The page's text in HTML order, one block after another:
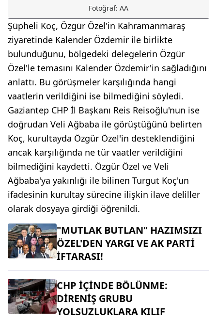
Fotoğraf: AA
Şüpheli Koç, Özgür Özel'in Kahramanmaraş
ziyaretinde Kalender Özdemir ile birlikte
bulunduğunu, bölgedeki delegelerin Özgür
Özel'le temasını Kalender Özdemir'in sağladığını
anlattı. Bu görüşmeler karşılığında hangi
vaatlerin verildiğini ise bilmediğini söyledi.
Gaziantep CHP İl Başkanı Reis Reisoğlu'nun ise
doğrudan Veli Ağbaba ile görüştüğünü belirten
Koç, kurultayda Özgür Özel'in desteklendiğini
ancak karşılığında ne tür vaatler verildiğini
bilmediğini kaydetti. Özgür Özel ve Veli
Ağbaba'ya yakınlığı ile bilinen Turgut Koç'un
ifadesinin kurultay sürecine ilişkin ilave deliller
olarak dosyaya girdiği öğrenildi.
"MUTLAK BUTLAN" HAZIMSIZI
ÖZEL'DEN YARGI VE AK PARTİ
İFTARASI!
CHP İÇİNDE BÖLÜNME:
DİRENİŞ GRUBU
YOLSUZLUKLARA KILIF